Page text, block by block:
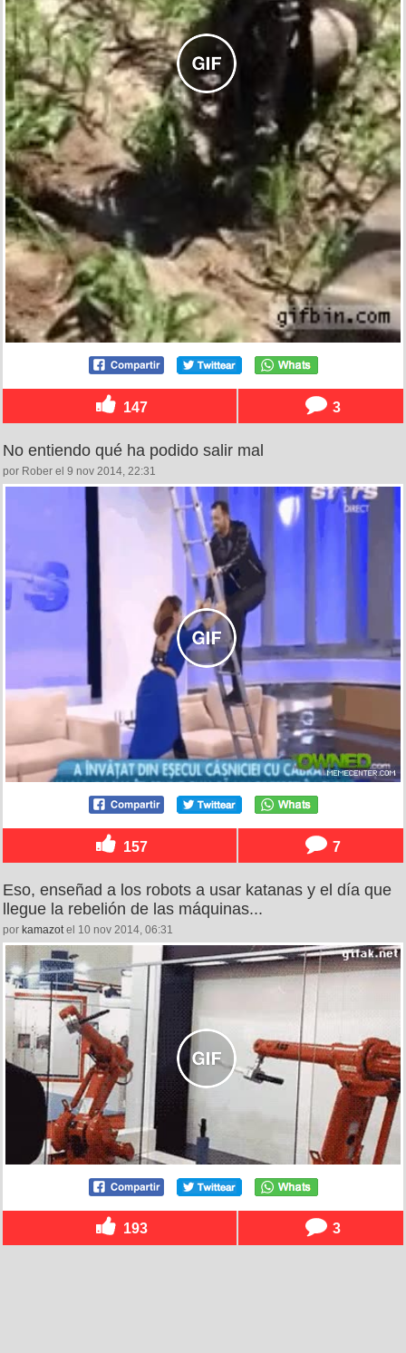
147 3
No entiendo qué ha podido salir mal
por Rober el 9 nov 2014, 22:31
157 7
Eso, enseñad a los robots a usar katanas y el día que
llegue la rebelión de las máquinas...
por kamazotel 10 nov 2014, 06:31
193 3